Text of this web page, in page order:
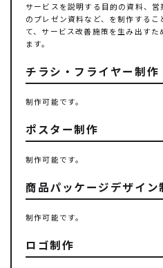
サービスを説明する目的の資料、
のプレゼン資料など、を制作する
て、サービス改善施策を生み出す
ます。
チラシ・フライヤー制作
制作可能です。
ポスター制作
制作可能です。
商品パッケージデザイン
制作可能です。
ロゴ制作